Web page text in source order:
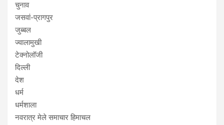
चुनाव
जसवां-प्रागपुर
जुब्बल
ज्वालामुखी
टेक्नोलॉजी
दिल्ली
देश
धर्म
धर्मशाला
नवरात्र मेले समाचार हिमाचल